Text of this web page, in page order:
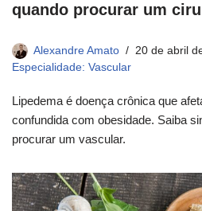
quando procurar um
Alexandre Amato
20 de abril
Especialidade: Vascular
Lipedema é doença crônica que
confundida com obesidade. Saiba
procurar um vascular.